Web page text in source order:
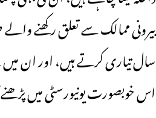
بیرونی ممالک سے تعلق رکھنے
سال تیاری کرتے ہیں، اور ان
اس خوبصورت یونیورسٹی میں